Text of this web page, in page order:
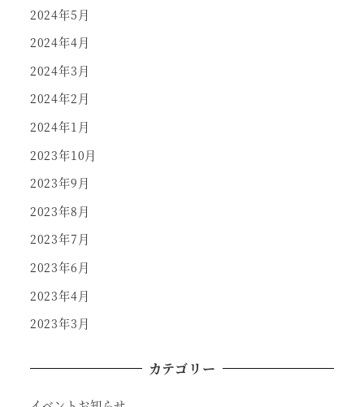
2024年5月
2024年4月
2024年3月
2024年2月
2024年1月
2023年10月
2023年9月
2023年8月
2023年7月
2023年6月
2023年4月
2023年3月
カテゴリー